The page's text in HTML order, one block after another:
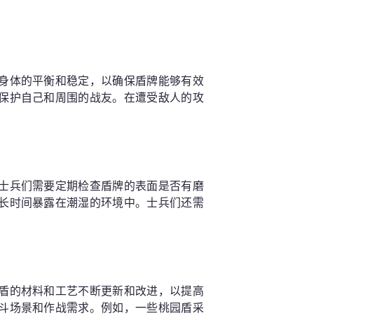
体的平衡和稳定，以确保盾牌能够有效
护自己和周围的战友。在遭受敌人的攻
兵们需要定期检查盾牌的表面是否有磨
时间暴露在潮湿的环境中。士兵们还需
的材料和工艺不断更新和改进，以提高
场景和作战需求。例如，一些桃园盾采